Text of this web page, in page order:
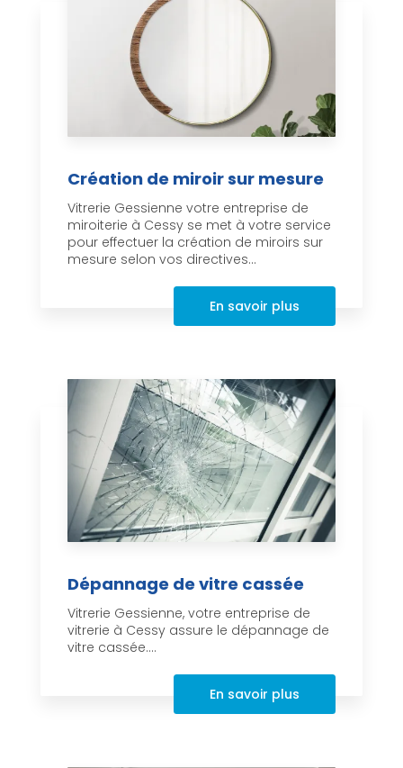
Création de miroir sur mesure
Vitrerie Gessienne votre entreprise de
miroiterie à Cessy se met à votre service
pour effectuer la création de miroirs sur
mesure selon vos directives...
En savoir plus
Dépannage de vitre cassée
Vitrerie Gessienne, votre entreprise de
vitrerie à Cessy assure le dépannage de
vitre cassée....
En savoir plus